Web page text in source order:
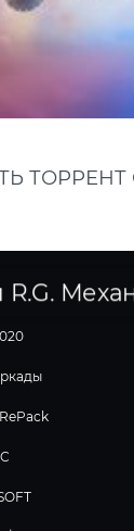
ТОРРЕНТ
R.G.
RePack